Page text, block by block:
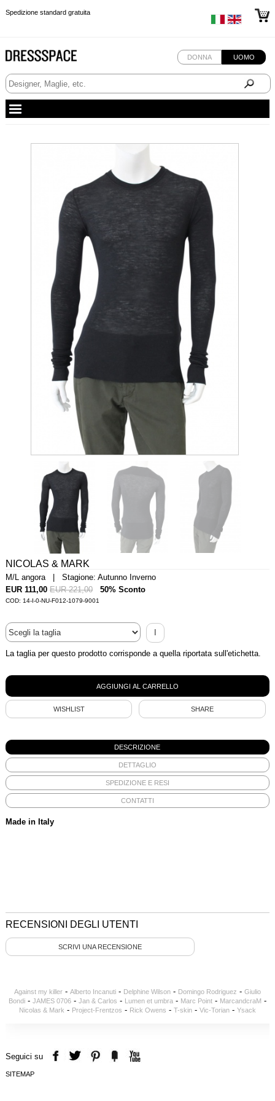
Spedizione standard gratuita
DONNA UOMO
NICOLAS & MARK
M/L angora | Stagione: Autunno Inverno
EUR 111,00 EUR 221,00 50% Sconto
COD: 14-I-0-NU-F012-1079-9001
I
La taglia per questo prodotto corrisponde a quella riportata sull'etichetta.
WISHLIST SHARE
DESCRIZIONE
DETTAGLIO
SPEDIZIONE E RESI
CONTATTI
Made in Italy
RECENSIONI DEGLI UTENTI
SCRIVI UNA RECENSIONE
Against my killer- Alberto Incanuti- Delphine Wilson- Domingo Rodriguez - Giulio
Bondi- JAMES 0706- Jan & Carlos - Lumen et umbra- Marc Point- MarcandcraM -
Nicolas & Mark - Project-Frentzos - Rick Owens - T-skin- Vic-Torian- Ysack
Seguici su
SITEMAP